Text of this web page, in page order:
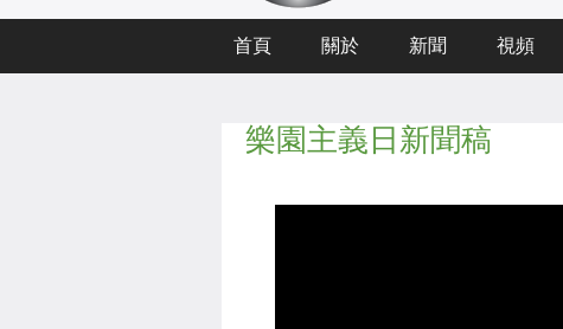
首頁 關於 新聞 視頻
樂園主義日新聞稿